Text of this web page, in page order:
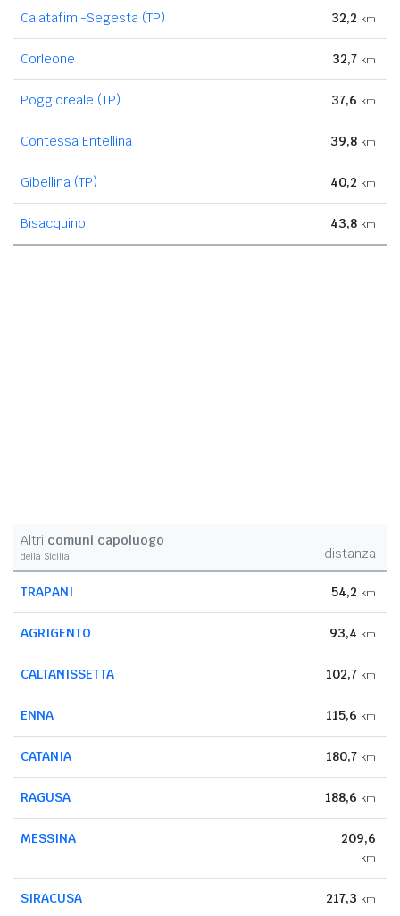
Calatafimi-Segesta (TP) 32,2 km
Corleone 32,7 km
Poggioreale (TP) 37,6 km
Contessa Entellina 39,8 km
Gibellina (TP) 40,2 km
Bisacquino 43,8 km
Altri comuni capoluogo
della Sicilia distanza
TRAPANI 54,2 km
AGRIGENTO 93,4 km
CALTANISSETTA 102,7 km
ENNA 115,6 km
CATANIA 180,7 km
RAGUSA 188,6 km
MESSINA 209,6
km
SIRACUSA 217,3 km